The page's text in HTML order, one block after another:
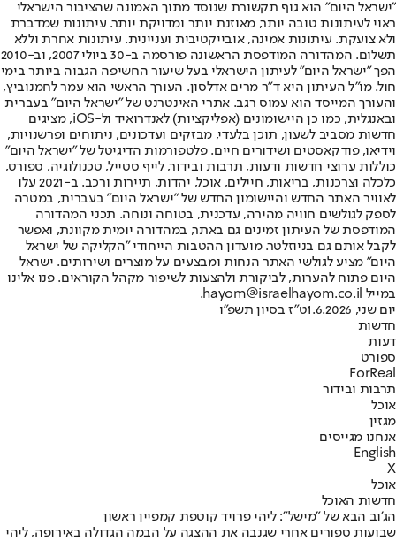
"ישראל היום" הוא גוף תקשורת שנוסד מתוך האמונה שהציבור הישראלי
ראוי לעיתונות טובה יותר, מאוזנת יותר ומדויקת יותר. עיתונות שמדברת
ולא צועקת. עיתונות אמינה, אובייקטיבית ועניינית. עיתונות אחרת וללא
תשלום. המהדורה המודפסת הראשונה פורסמה ב-30 ביולי 2007, וב-2010
הפך "ישראל היום" לעיתון הישראלי בעל שיעור החשיפה הגבוה ביותר בימי
חול. מו"ל העיתון היא ד"ר מרים אדלסון. העורך הראשי הוא עמר לחמנוביץ,
והעורך המייסד הוא עמוס רגב. אתרי האינטרנט של "ישראל היום" בעברית
ובאנגלית, כמו כן היישומונים (אפליקציות) לאנדרואיד ול-iOS, מציגים
חדשות מסביב לשעון, תוכן בלעדי, מבזקים ועדכונים, ניתוחים ופרשנויות,
וידיאו, פודקאסטים ושידורים חיים. פלטפורמות הדיגיטל של "ישראל היום"
כוללות ערוצי חדשות ודעות, תרבות ובידור, לייף סטייל, טכנולוגיה, ספורט,
כלכלה וצרכנות, בריאות, חיילים, אוכל, יהדות, תיירות ורכב. ב-2021 עלו
לאוויר האתר החדש והיישומון החדש של "ישראל היום" בעברית, במטרה
לספק לגולשים חוויה מהירה, עדכנית, בטוחה ונוחה. תכני המהדורה
המודפסת של העיתון זמינים גם באתר, במהדורה יומית מקוונת, ואפשר
לקבל אותם גם בניוזלטר. מועדון ההטבות הייחודי "הקליקה של ישראל
היום" מציע לגולשי האתר הנחות ומבצעים על מוצרים ושירותים. ישראל
היום פתוח להערות, לביקורת ולהצעות לשיפור מקהל הקוראים. פנו אלינו
במייל hayom@israelhayom.co.il.
יום שני, 1.6.2026
ט"ז בסיון תשפ"ו
חדשות
דעות
ספורט
ForReal
תרבות ובידור
אוכל
מגזין
אנחנו מגייסים
English
X
אוכל
חדשות האוכל
הג'וב הבא של "מישל": ליהי פרויד קוטפת קמפיין ראשון
שבועות ספורים אחרי שגנבה את ההצגה על הבמה הגדולה באירופה, ליהי